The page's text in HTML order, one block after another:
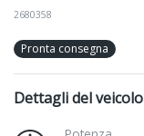
2680358
Pronta consegna
Dettagli del veicolo